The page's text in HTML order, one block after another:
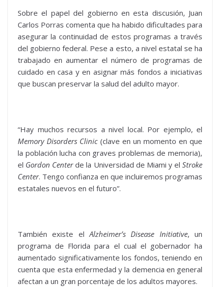
Sobre el papel del gobierno en esta discusión, Juan
Carlos Porras comenta que ha habido dificultades para
asegurar la continuidad de estos programas a través
del gobierno federal. Pese a esto, a nivel estatal se ha
trabajado en aumentar el número de programas de
cuidado en casa y en asignar más fondos a iniciativas
que buscan preservar la salud del adulto mayor.
“Hay muchos recursos a nivel local. Por ejemplo, el
Memory Disorders Clinic (clave en un momento en que
la población lucha con graves problemas de memoria),
el Gordon Centerde la Universidad de Miami y elStroke
Center. Tengo confianza en que incluiremos programas
estatales nuevos en el futuro”.
También existe elAlzheimer’s Disease Initiative, un
programa de Florida para el cual el gobernador ha
aumentado significativamente los fondos, teniendo en
cuenta que esta enfermedad y la demencia en general
afectan a un gran porcentaje de los adultos mayores.